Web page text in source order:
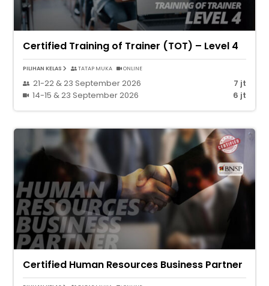
Certified Training of Trainer (TOT) – Level 4
PILIHAN KELAS TATAP MUKA ONLINE
21-22 & 23 September 2026
7 jt
14-15 & 23 September 2026
6 jt
Certified Human Resources Business Partner